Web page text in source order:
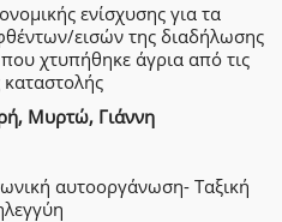
ενίσχυσης για τα
εισών της διαδήλωσης
χτυπήθηκε άγρια από τις
καταστολής
Μυρτώ, Γιάννη
αυτοοργάνωση- Ταξική